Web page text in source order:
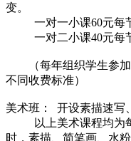
变。
一对一小课60元每
一对二小课40元每
（每年组织学生参加
不同收费标准）
美术班： 开设素描速写
以上美术课程均为每
时，素描、简笔画、水